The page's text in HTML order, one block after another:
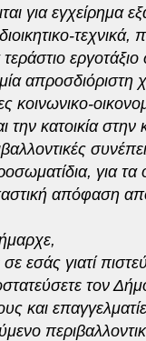
για εγχείρημα
τεράστιο
απροσδιόριστη
κοινωνικο-
την κατοικία στην
για τα
απόφαση
εσάς γιατί
τον
και